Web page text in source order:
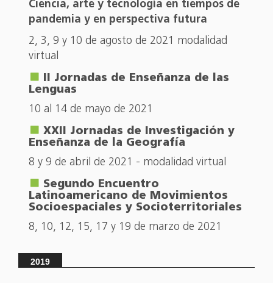
Ciencia, arte y tecnología en tiempos de
pandemia y en perspectiva futura
2, 3, 9 y 10 de agosto de 2021 modalidad
virtual
II Jornadas de Enseñanza de las
Lenguas
10 al 14 de mayo de 2021
XXII Jornadas de Investigación y
Enseñanza de la Geografía
8 y 9 de abril de 2021 - modalidad virtual
Segundo Encuentro
Latinoamericano de Movimientos
Socioespaciales y Socioterritoriales
8, 10, 12, 15, 17 y 19 de marzo de 2021
2019